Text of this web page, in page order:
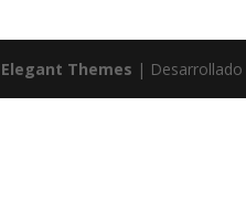
Elegant Themes |